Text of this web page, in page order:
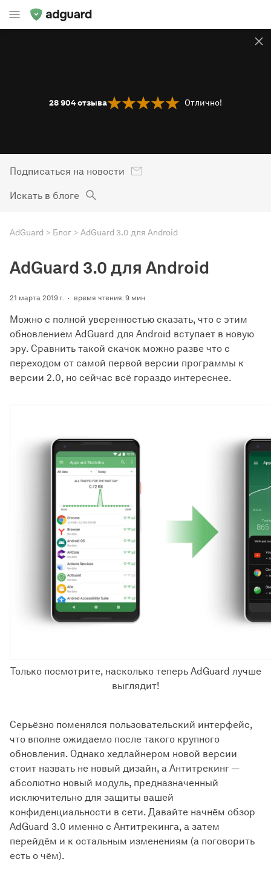
28 904отзыва Отлично!
Подписаться на новости
Искать в блоге
AdGuard Блог AdGuard 3.0 для Android
AdGuard 3.0 для Android
21 марта 2019 г. время чтения: 9 мин
Можно с полной уверенностью сказать, что c этим
обновлением AdGuard для Android вступает в новую
эру. Сравнить такой скачок можно разве что с
переходом от самой первой версии программы к
версии 2.0, но сейчас всё гораздо интереснее.
Только посмотрите, насколько теперь AdGuard лучше
выглядит!
Серьёзно поменялся пользовательский интерфейс,
что вполне ожидаемо после такого крупного
обновления. Однако хедлайнером новой версии
стоит назвать не новый дизайн, а Антитрекинг —
абсолютно новый модуль, предназначенный
исключительно для защиты вашей
конфиденциальности в сети. Давайте начнём обзор
AdGuard 3.0 именно с Антитрекинга, а затем
перейдём и к остальным изменениям (а поговорить
есть о чём).